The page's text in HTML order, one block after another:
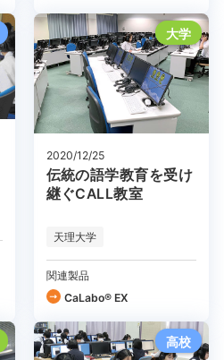
大学
2020/12/25
伝統の語学教育を受け
継ぐCALL教室
天理大学
関連製品
CaLabo® EX
高校